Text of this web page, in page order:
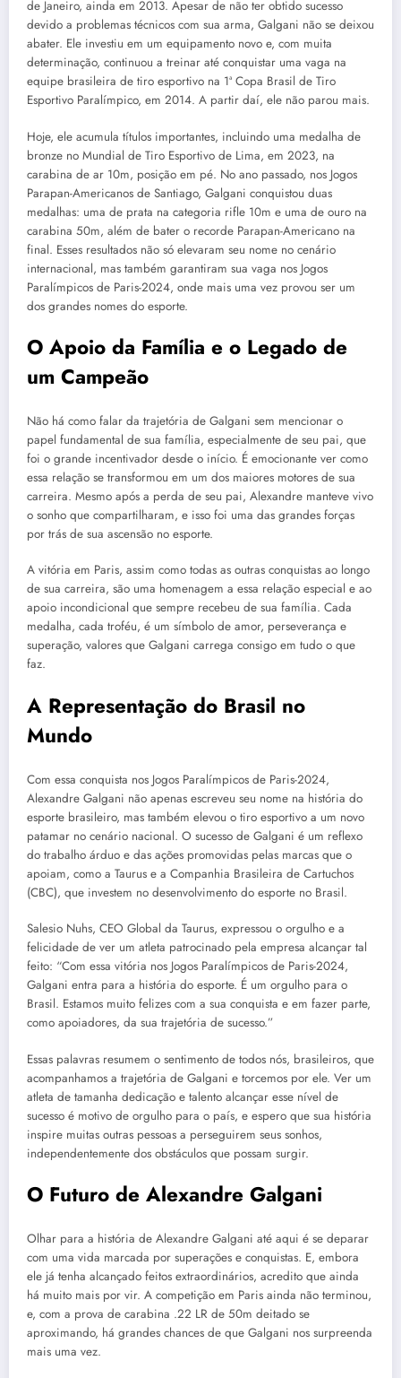
de Janeiro, ainda em 2013. Apesar de não ter obtido sucesso
devido a problemas técnicos com sua arma, Galgani não se deixou
abater. Ele investiu em um equipamento novo e, com muita
determinação, continuou a treinar até conquistar uma vaga na
equipe brasileira de tiro esportivo na 1ª Copa Brasil de Tiro
Esportivo Paralímpico, em 2014. A partir daí, ele não parou mais.
Hoje, ele acumula títulos importantes, incluindo uma medalha de
bronze no Mundial de Tiro Esportivo de Lima, em 2023, na
carabina de ar 10m, posição em pé. No ano passado, nos Jogos
Parapan-Americanos de Santiago, Galgani conquistou duas
medalhas: uma de prata na categoria rifle 10m e uma de ouro na
carabina 50m, além de bater o recorde Parapan-Americano na
final. Esses resultados não só elevaram seu nome no cenário
internacional, mas também garantiram sua vaga nos Jogos
Paralímpicos de Paris-2024, onde mais uma vez provou ser um
dos grandes nomes do esporte.
O Apoio da Família e o Legado de
um Campeão
Não há como falar da trajetória de Galgani sem mencionar o
papel fundamental de sua família, especialmente de seu pai, que
foi o grande incentivador desde o início. É emocionante ver como
essa relação se transformou em um dos maiores motores de sua
carreira. Mesmo após a perda de seu pai, Alexandre manteve vivo
o sonho que compartilharam, e isso foi uma das grandes forças
por trás de sua ascensão no esporte.
A vitória em Paris, assim como todas as outras conquistas ao longo
de sua carreira, são uma homenagem a essa relação especial e ao
apoio incondicional que sempre recebeu de sua família. Cada
medalha, cada troféu, é um símbolo de amor, perseverança e
superação, valores que Galgani carrega consigo em tudo o que
faz.
A Representação do Brasil no
Mundo
Com essa conquista nos Jogos Paralímpicos de Paris-2024,
Alexandre Galgani não apenas escreveu seu nome na história do
esporte brasileiro, mas também elevou o tiro esportivo a um novo
patamar no cenário nacional. O sucesso de Galgani é um reflexo
do trabalho árduo e das ações promovidas pelas marcas que o
apoiam, como a Taurus e a Companhia Brasileira de Cartuchos
(CBC), que investem no desenvolvimento do esporte no Brasil.
Salesio Nuhs, CEO Global da Taurus, expressou o orgulho e a
felicidade de ver um atleta patrocinado pela empresa alcançar tal
feito: “Com essa vitória nos Jogos Paralímpicos de Paris-2024,
Galgani entra para a história do esporte. É um orgulho para o
Brasil. Estamos muito felizes com a sua conquista e em fazer parte,
como apoiadores, da sua trajetória de sucesso.”
Essas palavras resumem o sentimento de todos nós, brasileiros, que
acompanhamos a trajetória de Galgani e torcemos por ele. Ver um
atleta de tamanha dedicação e talento alcançar esse nível de
sucesso é motivo de orgulho para o país, e espero que sua história
inspire muitas outras pessoas a perseguirem seus sonhos,
independentemente dos obstáculos que possam surgir.
O Futuro de Alexandre Galgani
Olhar para a história de Alexandre Galgani até aqui é se deparar
com uma vida marcada por superações e conquistas. E, embora
ele já tenha alcançado feitos extraordinários, acredito que ainda
há muito mais por vir. A competição em Paris ainda não terminou,
e, com a prova de carabina .22 LR de 50m deitado se
aproximando, há grandes chances de que Galgani nos surpreenda
mais uma vez.